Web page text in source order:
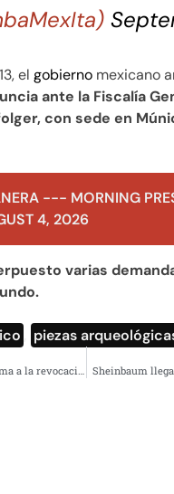
el gobierno mexicano
ante la Fiscalía
con sede en
--- MORNING
4, 2026
varias
piezas
Sheinbaum